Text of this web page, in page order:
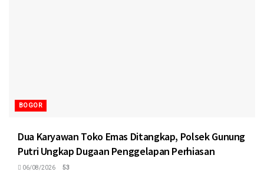
BOGOR
Dua Karyawan Toko Emas Ditangkap, Polsek Gunung
Putri Ungkap Dugaan Penggelapan Perhiasan
06/08/2026 53